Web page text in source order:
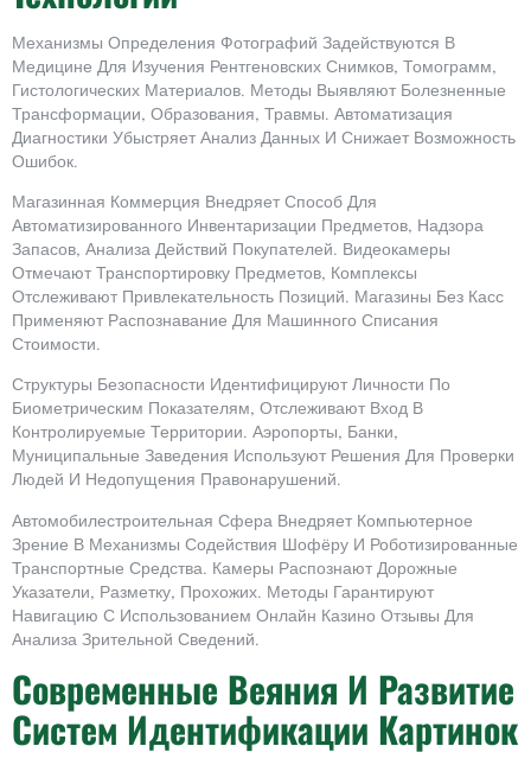
Механизмы Определения Фотографий Задействуются В
Медицине Для Изучения Рентгеновских Снимков, Томограмм,
Гистологических Материалов. Методы Выявляют Болезненные
Трансформации, Образования, Травмы. Автоматизация
Диагностики Убыстряет Анализ Данных И Снижает Возможность
Ошибок.
Магазинная Коммерция Внедряет Способ Для
Автоматизированного Инвентаризации Предметов, Надзора
Запасов, Анализа Действий Покупателей. Видеокамеры
Отмечают Транспортировку Предметов, Комплексы
Отслеживают Привлекательность Позиций. Магазины Без Касс
Применяют Распознавание Для Машинного Списания
Стоимости.
Структуры Безопасности Идентифицируют Личности По
Биометрическим Показателям, Отслеживают Вход В
Контролируемые Территории. Аэропорты, Банки,
Муниципальные Заведения Используют Решения Для Проверки
Людей И Недопущения Правонарушений.
Автомобилестроительная Сфера Внедряет Компьютерное
Зрение В Механизмы Содействия Шофёру И Роботизированные
Транспортные Средства. Камеры Распознают Дорожные
Указатели, Разметку, Прохожих. Методы Гарантируют
Навигацию С Использованием Онлайн Казино Отзывы Для
Анализа Зрительной Сведений.
Современные Веяния И Развитие
Систем Идентификации Картинок